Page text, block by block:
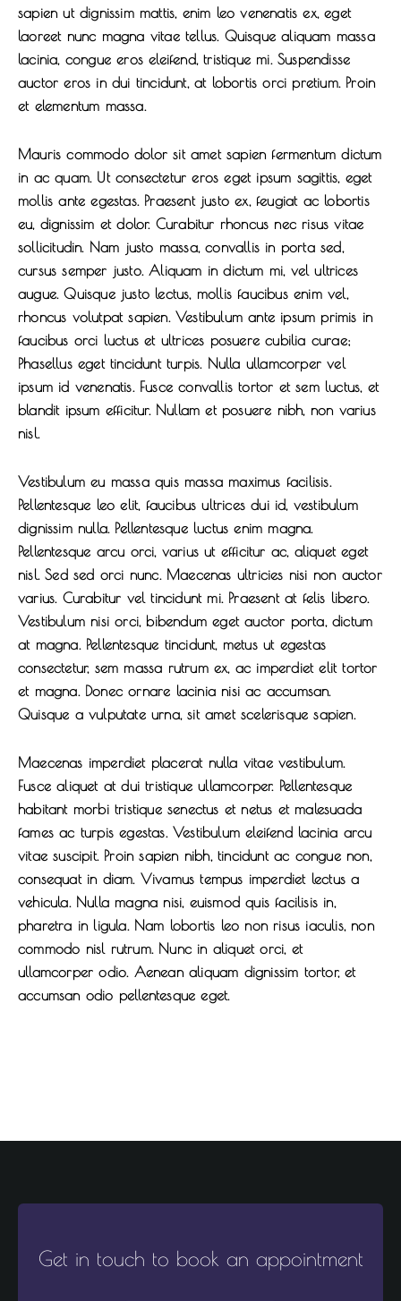
sapien ut dignissim mattis, enim leo venenatis ex, eget
laoreet nunc magna vitae tellus. Quisque aliquam massa
lacinia, congue eros eleifend, tristique mi. Suspendisse
auctor eros in dui tincidunt, at lobortis orci pretium. Proin
et elementum massa.
Mauris commodo dolor sit amet sapien fermentum dictum
in ac quam. Ut consectetur eros eget ipsum sagittis, eget
mollis ante egestas. Praesent justo ex, feugiat ac lobortis
eu, dignissim et dolor. Curabitur rhoncus nec risus vitae
sollicitudin. Nam justo massa, convallis in porta sed,
cursus semper justo. Aliquam in dictum mi, vel ultrices
augue. Quisque justo lectus, mollis faucibus enim vel,
rhoncus volutpat sapien. Vestibulum ante ipsum primis in
faucibus orci luctus et ultrices posuere cubilia curae;
Phasellus eget tincidunt turpis. Nulla ullamcorper vel
ipsum id venenatis. Fusce convallis tortor et sem luctus, et
blandit ipsum efficitur. Nullam et posuere nibh, non varius
nisl.
Vestibulum eu massa quis massa maximus facilisis.
Pellentesque leo elit, faucibus ultrices dui id, vestibulum
dignissim nulla. Pellentesque luctus enim magna.
Pellentesque arcu orci, varius ut efficitur ac, aliquet eget
nisl. Sed sed orci nunc. Maecenas ultricies nisi non auctor
varius. Curabitur vel tincidunt mi. Praesent at felis libero.
Vestibulum nisi orci, bibendum eget auctor porta, dictum
at magna. Pellentesque tincidunt, metus ut egestas
consectetur, sem massa rutrum ex, ac imperdiet elit tortor
et magna. Donec ornare lacinia nisi ac accumsan.
Quisque a vulputate urna, sit amet scelerisque sapien.
Maecenas imperdiet placerat nulla vitae vestibulum.
Fusce aliquet at dui tristique ullamcorper. Pellentesque
habitant morbi tristique senectus et netus et malesuada
fames ac turpis egestas. Vestibulum eleifend lacinia arcu
vitae suscipit. Proin sapien nibh, tincidunt ac congue non,
consequat in diam. Vivamus tempus imperdiet lectus a
vehicula. Nulla magna nisi, euismod quis facilisis in,
pharetra in ligula. Nam lobortis leo non risus iaculis, non
commodo nisl rutrum. Nunc in aliquet orci, et
ullamcorper odio. Aenean aliquam dignissim tortor, et
accumsan odio pellentesque eget.
Get in touch to book an appointment